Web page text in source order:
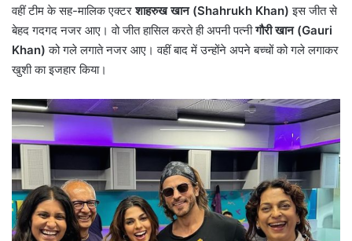
वहीं टीम के सह-मालिक एक्टरशाहरुख खान (Shahrukh Khan) इस जीत से
बेहद गदगद नजर आए। वो जीत हासिल करते ही अपनी पत्नीगौरी खान (Gauri
Khan) को गले लगाते नजर आए। वहीं बाद में उन्होंने अपने बच्चों को गले लगाकर
खुशी का इजहार किया।